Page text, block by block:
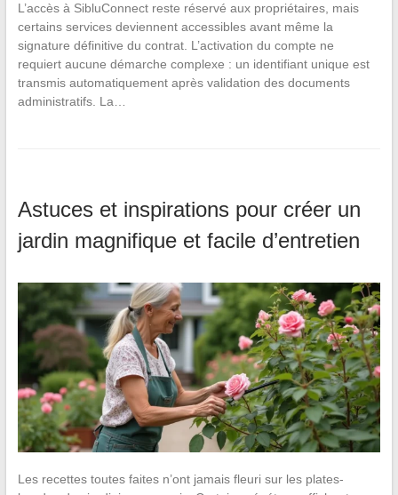
L’accès à SibluConnect reste réservé aux propriétaires, mais
certains services deviennent accessibles avant même la
signature définitive du contrat. L’activation du compte ne
requiert aucune démarche complexe : un identifiant unique est
transmis automatiquement après validation des documents
administratifs. La…
Astuces et inspirations pour créer un
jardin magnifique et facile d’entretien
Les recettes toutes faites n’ont jamais fleuri sur les plates-